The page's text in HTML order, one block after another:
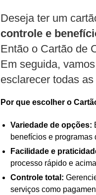
Deseja ter um
controle e
Então o Cartão de
Em seguida,
esclarecer todas
Por que escolher o
Variedade de opções:
benefícios e programas
Facilidade e
processo rápido e
Controle total:
serviços como